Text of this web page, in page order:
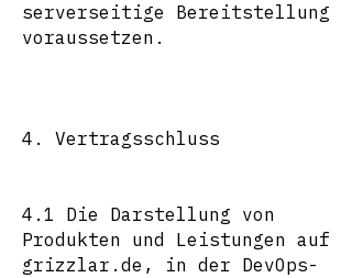
serverseitige Bereitstellung
voraussetzen.
4. Vertragsschluss
4.1 Die Darstellung von
Produkten und Leistungen auf
grizzlar.de, in der DevOps-